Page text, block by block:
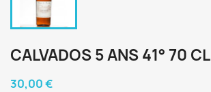
CALVADOS 5 ANS 41° 70 CL
30,00 €